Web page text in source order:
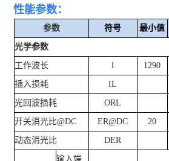
性能参数：
参数 符号 最小值
光学参数
工作波长 l 1290
插入损耗 IL
光回波损耗 ORL
开关消光比@DC ER@DC 20
动态消光比 DER
输入端